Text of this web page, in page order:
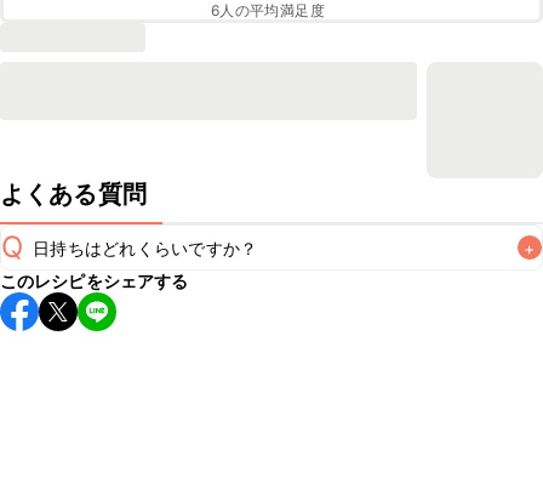
6人の平均満足度
よくある質問
Q 日持ちはどれくらいですか？ +
保存期間は冷蔵で当日中が目安です。なるべくお早めにお召
し上がりください。
このレシピをシェアする